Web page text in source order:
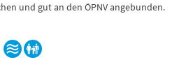
und gut an den ÖPNV angebunden.